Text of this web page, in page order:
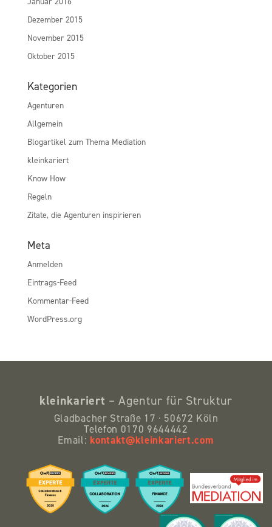
Dezember 2015
November 2015
Oktober 2015
Kategorien
Agenturen
Allgemein
Blogartikel zum Thema Mediation
kleinkariert
Know How
Regeln
Zitate, die Agenturen inspirieren
Meta
Anmelden
Eintrags-Feed
Kommentar-Feed
WordPress.org
kleinkariert – Agentur für Struktur
Gladbacher Straße 17 · 50672 Köln
Telefon 0170 9644442
Email: kontakt@kleinkariert.com